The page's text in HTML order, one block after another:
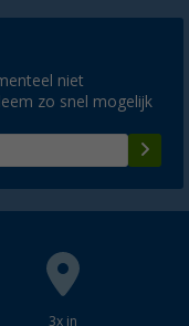
niet
zo snel mogelijk
3x in